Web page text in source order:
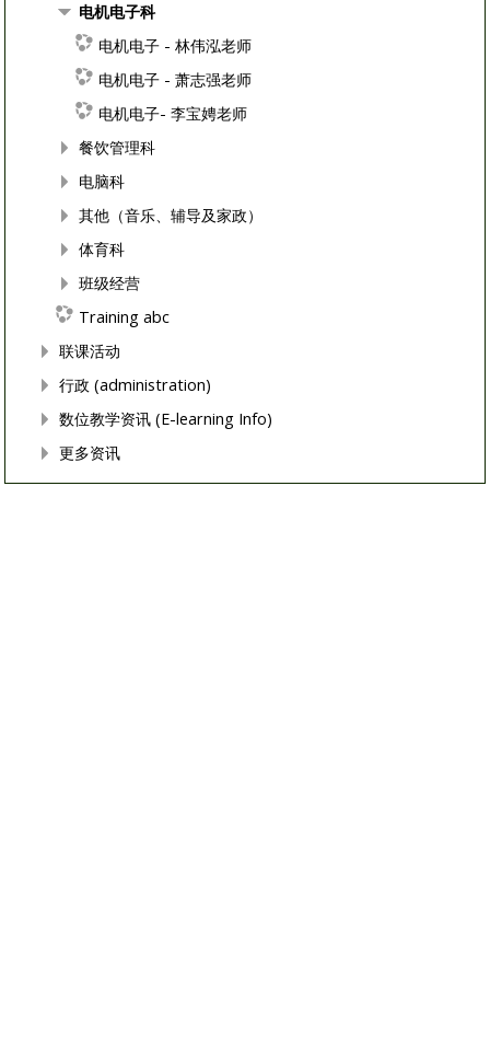
电机电子科
电机电子 - 林伟泓老师
电机电子 - 萧志强老师
电机电子- 李宝娉老师
餐饮管理科
电脑科
其他（音乐、辅导及家政）
体育科
班级经营
Training abc
联课活动
行政 (administration)
数位教学资讯 (E-learning Info)
更多资讯